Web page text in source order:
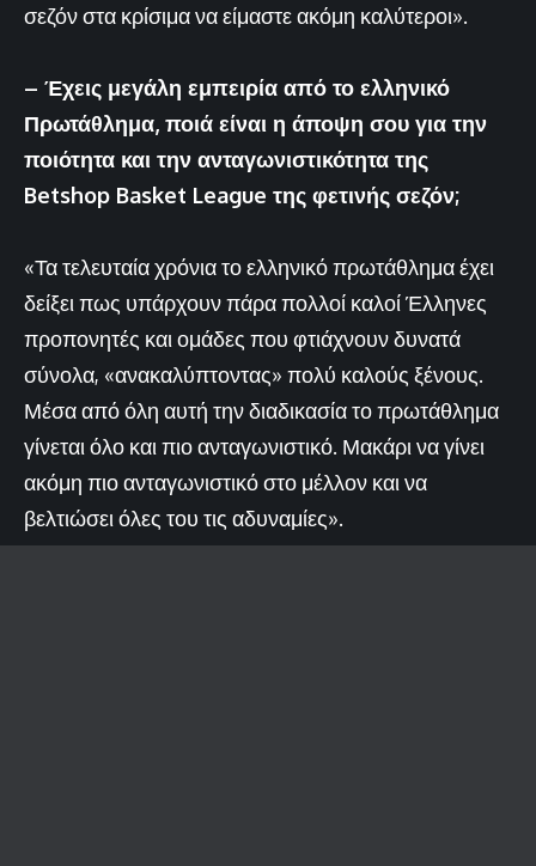
σεζόν στα κρίσιμα να είμαστε ακόμη καλύτεροι».
– Έχεις μεγάλη εμπειρία από το ελληνικό
Πρωτάθλημα, ποιά είναι η άποψη σου για την
ποιότητα και την ανταγωνιστικότητα της
Betshop Basket League της φετινής σεζόν;
«Τα τελευταία χρόνια το ελληνικό πρωτάθλημα έχει
δείξει πως υπάρχουν πάρα πολλοί καλοί Έλληνες
προπονητές και ομάδες που φτιάχνουν δυνατά
σύνολα, «ανακαλύπτοντας» πολύ καλούς ξένους.
Μέσα από όλη αυτή την διαδικασία το πρωτάθλημα
γίνεται όλο και πιο ανταγωνιστικό. Μακάρι να γίνει
ακόμη πιο ανταγωνιστικό στο μέλλον και να
βελτιώσει όλες του τις αδυναμίες».